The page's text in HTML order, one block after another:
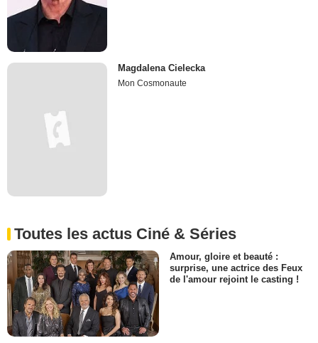
Magdalena Cielecka
Mon Cosmonaute
Toutes les actus Ciné & Séries
Amour, gloire et beauté :
surprise, une actrice des Feux
de l'amour rejoint le casting !